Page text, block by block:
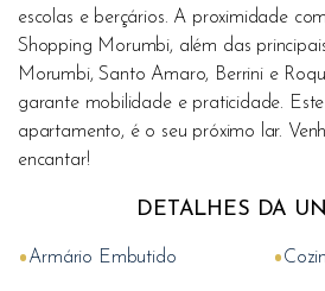
escolas e berçários. A proximidade
Shopping Morumbi, além das
Morumbi, Santo Amaro, Berrini e
garante mobilidade e praticidade.
apartamento, é o seu próximo lar.
encantar!
DETALHES DA
•Armário Embutido •